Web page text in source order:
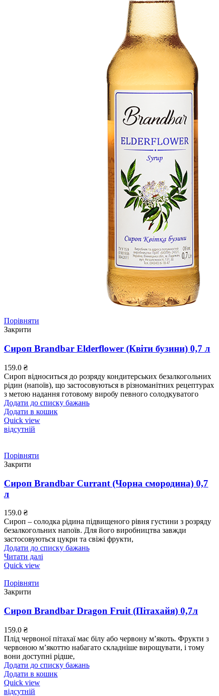
Порівняти
Закрити
Сироп Brandbar Elderflower (Квіти бузини) 0,7 л
159.0 ₴
Сироп відноситься до розряду кондитерських безалкогольних
рідин (напоїв), що застосовуються в різноманітних рецептурах
з метою надання готовому виробу певного солодкуватого
Додати до списку бажань
Додати в кошик
Quick view
відсутній
Порівняти
Закрити
Сироп Brandbar Currant (Чорна смородина) 0,7
л
159.0 ₴
Сироп – солодка рідина підвищеного рівня густини з розряду
безалкогольних напоїв. Для його виробництва завжди
застосовуються цукри та свіжі фрукти,
Додати до списку бажань
Читати далі
Quick view
Порівняти
Закрити
Сироп Brandbar Dragon Fruit (Пітахайя) 0,7л
159.0 ₴
Плід червоної пітахаї має білу або червону м’якоть. Фрукти з
червоною м’якоттю набагато складніше вирощувати, і тому
вони доступні рідше,
Додати до списку бажань
Додати в кошик
Quick view
відсутній